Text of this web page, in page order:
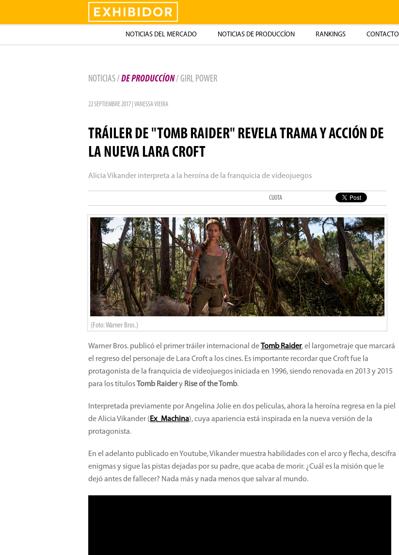
Exhibidor
NOTICIAS DEL MERCADO NOTICIAS DE PRODUCCÍON RANKINGS CONTACTO
NOTICIAS / DE PRODUCCÍON/ GIRL POWER
22 SEPTIEMBRE 2017 | VANESSA VIEIRA
TRÁILER DE "TOMB RAIDER" REVELA TRAMA Y ACCIÓN DE
LA NUEVA LARA CROFT
Alicia Vikander interpreta a la heroína de la franquicia de videojuegos
CUOTA
(Foto: Warner Bros.)
Warner Bros. publicó el primer tráiler internacional deTomb Raider, el largometraje que marcará
el regreso del personaje de Lara Croft a los cines. Es importante recordar que Croft fue la
protagonista de la franquicia de videojuegos iniciada en 1996, siendo renovada en 2013 y 2015
para los títulosTomb Raidery Rise of the Tomb.
Interpretada previamente por Angelina Jolie en dos películas, ahora la heroína regresa en la piel
de Alicia Vikander ( Ex_Machina), cuya apariencia está inspirada en la nueva versión de la
protagonista.
En el adelanto publicado en Youtube, Vikander muestra habilidades con el arco y flecha, descifra
enigmas y sigue las pistas dejadas por su padre, que acaba de morir. ¿Cuál es la misión que le
dejó antes de fallecer? Nada más y nada menos que salvar al mundo.